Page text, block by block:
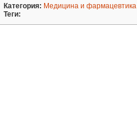
Категория: Медицина и фармацевтика
Теги: